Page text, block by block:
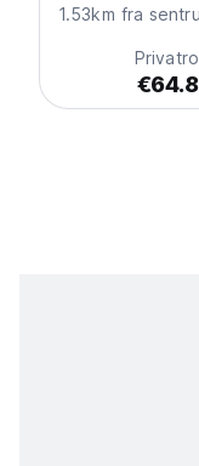
1.53km fra